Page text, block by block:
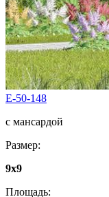
E-50-148
с мансардой
Размер:
9x9
Площадь: